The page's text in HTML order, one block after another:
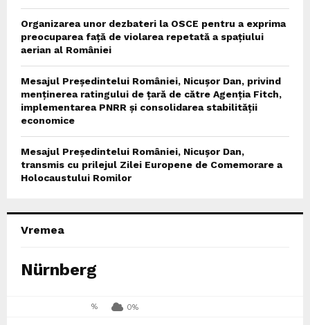
Organizarea unor dezbateri la OSCE pentru a exprima
preocuparea față de violarea repetată a spațiului
aerian al României
Mesajul Președintelui României, Nicușor Dan, privind
menținerea ratingului de țară de către Agenția Fitch,
implementarea PNRR și consolidarea stabilității
economice
Mesajul Președintelui României, Nicușor Dan,
transmis cu prilejul Zilei Europene de Comemorare a
Holocaustului Romilor
Vremea
Nürnberg
% 0%